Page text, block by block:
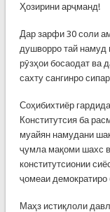
Ҳозирини арҷманд!
Дар зарфи 30 соли
душворро тай намуд
рӯзҳои босаодат ва
сахту сангинро
Соҳибихтиёр
Конститутсия ба
муайян намудани
ҷумла мақоми шахс
конститутсионии
ҷомеаи демократиро
Маҳз истиқлоли